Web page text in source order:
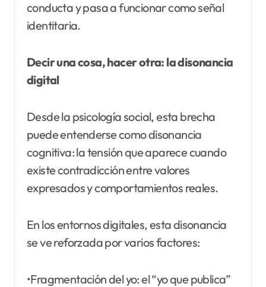
conducta y pasa a funcionar como señal
identitaria.
Decir una cosa, hacer otra: la disonancia
digital
Desde la psicología social, esta brecha
puede entenderse como disonancia
cognitiva: la tensión que aparece cuando
existe contradicción entre valores
expresados y comportamientos reales.
En los entornos digitales, esta disonancia
se ve reforzada por varios factores:
•Fragmentación del yo: el “yo que publica”